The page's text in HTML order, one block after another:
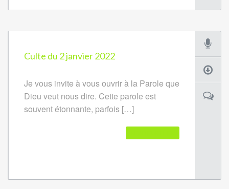
Culte du 2 janvier 2022
Je vous invite à vous ouvrir à la Parole que
Dieu veut nous dire. Cette parole est
souvent étonnante, parfois […]